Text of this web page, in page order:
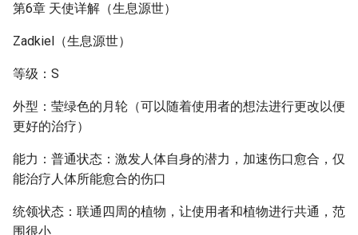
第6章 天使详解（生息源世）
Zadkiel（生息源世）
等级：S
外型：莹绿色的月轮（可以随着使用者的想法进行更改以便
更好的治疗）
能力：普通状态：激发人体自身的潜力，加速伤口愈合，仅
能治疗人体所能愈合的伤口
统领状态：联通四周的植物，让使用者和植物进行共通，范
围很小